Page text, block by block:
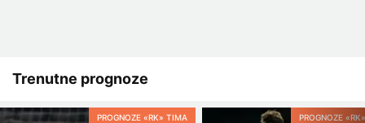
Trenutne prognoze
PROGNOZE «RK» TIMA PROGNOZE